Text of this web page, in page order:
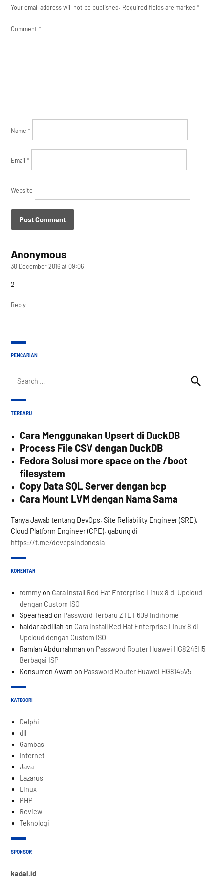
Your email address will not be published. Required fields are marked*
Comment*
Name*
Email*
Website
Anonymoussays:
30 December 2016 at 09:06
2
Reply
PENCARIAN
Search
for:
Search
TERBARU
Cara Menggunakan Upsert di DuckDB
Process File CSV dengan DuckDB
Fedora Solusi more space on the /boot
filesystem
Copy Data SQL Server dengan bcp
Cara Mount LVM dengan Nama Sama
Tanya Jawab tentang DevOps, Site Reliability Engineer (SRE),
Cloud Platform Engineer (CPE), gabung di
https://t.me/devopsindonesia
KOMENTAR
tommy on Cara Install Red Hat Enterprise Linux 8 di Upcloud
dengan Custom ISO
Spearhead on Password Terbaru ZTE F609 Indihome
haidar abdillah on Cara Install Red Hat Enterprise Linux 8 di
Upcloud dengan Custom ISO
Ramlan Abdurrahman on Password Router Huawei HG8245H5
Berbagai ISP
Konsumen Awam on Password Router Huawei HG8145V5
KATEGORI
Delphi
dll
Gambas
Internet
Java
Lazarus
Linux
PHP
Review
Teknologi
SPONSOR
kadal.id